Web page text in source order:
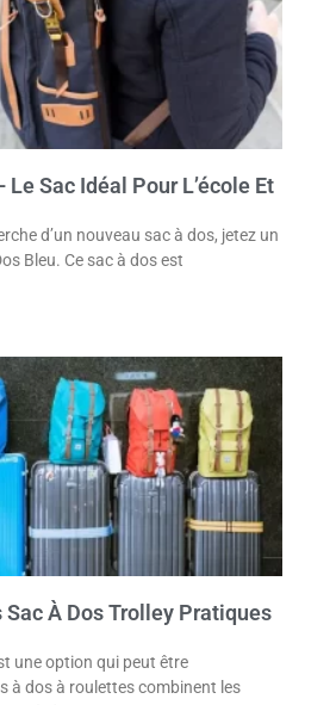
Le Sac Idéal Pour L’école Et
d’un nouveau sac à dos, jetez un
Bleu. Ce sac à dos est
À Dos Trolley Pratiques
une option qui peut être
à dos à roulettes combinent les